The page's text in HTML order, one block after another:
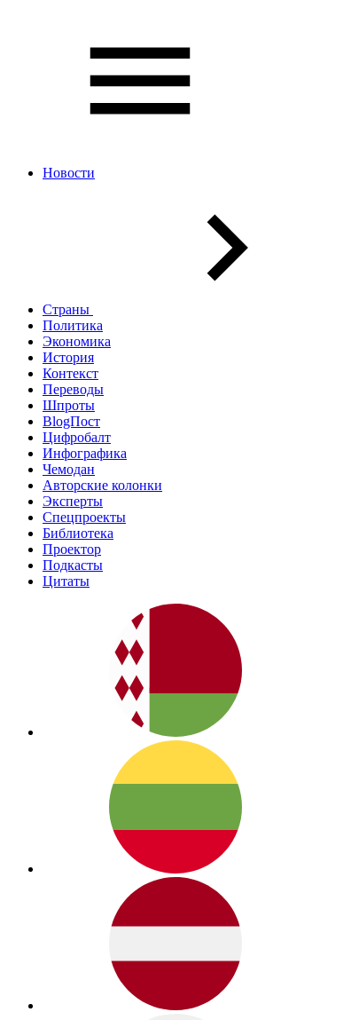
Новости
Страны
Политика
Экономика
История
Контекст
Переводы
Шпроты
BlogПост
Цифробалт
Инфографика
Чемодан
Авторские колонки
Эксперты
Спецпроекты
Библиотека
Проектор
Подкасты
Цитаты